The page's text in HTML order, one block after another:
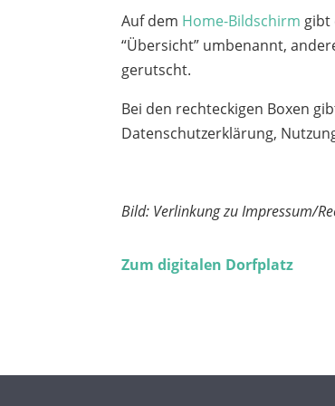
Auf dem Home-Bildschirm gibt
“Übersicht” umbenannt,
gerutscht.
Bei den rechteckigen Boxen
Datenschutzerklärung,
Bild: Verlinkung zu Impressum/
Zum digitalen Dorfplatz